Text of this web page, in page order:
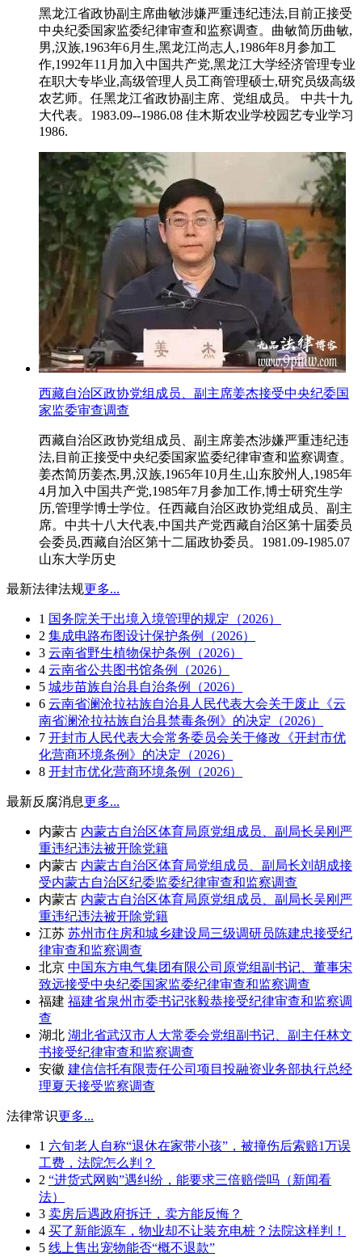
黑龙江省政协副主席曲敏涉嫌严重违纪违法,目前正接受
中央纪委国家监委纪律审查和监察调查。曲敏简历曲敏,
男,汉族,1963年6月生,黑龙江尚志人,1986年8月参加工
作,1992年11月加入中国共产党,黑龙江大学经济管理专业
在职大专毕业,高级管理人员工商管理硕士,研究员级高级
农艺师。任黑龙江省政协副主席、党组成员。 中共十九
大代表。1983.09--1986.08 佳木斯农业学校园艺专业学习
1986.
西藏自治区政协党组成员、副主席姜杰接受中央纪委国
家监委审查调查
西藏自治区政协党组成员、副主席姜杰涉嫌严重违纪违
法,目前正接受中央纪委国家监委纪律审查和监察调查。
姜杰简历姜杰,男,汉族,1965年10月生,山东胶州人,1985年
4月加入中国共产党,1985年7月参加工作,博士研究生学
历,管理学博士学位。任西藏自治区政协党组成员、副主
席。中共十八大代表,中国共产党西藏自治区第十届委员
会委员,西藏自治区第十二届政协委员。1981.09-1985.07
山东大学历史
最新法律法规更多...
1 国务院关于出境入境管理的规定（2026）
2 集成电路布图设计保护条例（2026）
3 云南省野生植物保护条例（2026）
4 云南省公共图书馆条例（2026）
5 城步苗族自治县自治条例（2026）
6 云南省澜沧拉祜族自治县人民代表大会关于废止《云
南省澜沧拉祜族自治县禁毒条例》的决定（2026）
7 开封市人民代表大会常务委员会关于修改《开封市优
化营商环境条例》的决定（2026）
8 开封市优化营商环境条例（2026）
最新反腐消息更多...
内蒙古 内蒙古自治区体育局原党组成员、副局长吴刚严
重违纪违法被开除党籍
内蒙古 内蒙古自治区体育局党组成员、副局长刘胡成接
受内蒙古自治区纪委监委纪律审查和监察调查
内蒙古 内蒙古自治区体育局原党组成员、副局长吴刚严
重违纪违法被开除党籍
江苏 苏州市住房和城乡建设局三级调研员陈建忠接受纪
律审查和监察调查
北京 中国东方电气集团有限公司原党组副书记、董事宋
致远接受中央纪委国家监委纪律审查和监察调查
福建 福建省泉州市委书记张毅恭接受纪律审查和监察调
查
湖北 湖北省武汉市人大常委会党组副书记、副主任林文
书接受纪律审查和监察调查
安徽 建信信托有限责任公司项目投融资业务部执行总经
理夏天接受监察调查
法律常识更多...
1 六旬老人自称“退休在家带小孩”，被撞伤后索赔1万误
工费，法院怎么判？
2 “进货式网购”遇纠纷，能要求三倍赔偿吗（新闻看
法）
3 卖房后遇政府拆迁，卖方能反悔？
4 买了新能源车，物业却不让装充电桩？法院这样判！
5 线上售出宠物能否“概不退款”